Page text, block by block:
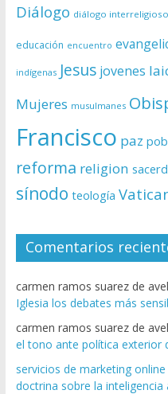
Diálogo diálogo interreligioso
educación encuentro
indígenas Jesus jovenes
Mujeres musulmanes
Francisco paz
reforma religion
sínodo teología
Comentarios
carmen ramos suarez de
Iglesia los debates más
carmen ramos suarez de
el tono ante política exterior
servicios de marketing online
doctrina sobre la inteligencia